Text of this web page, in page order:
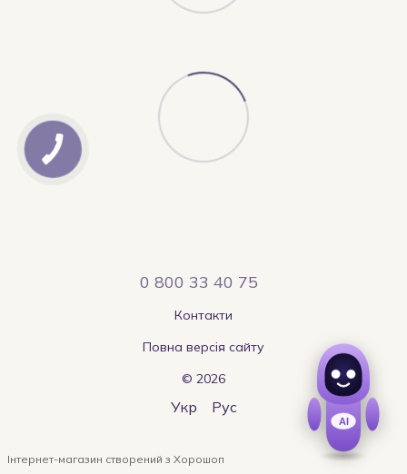
0 800 33 40 75
Контакти
Повна версія сайту
© 2026
Укр Рус
Інтернет-магазин створений з Хорошоп